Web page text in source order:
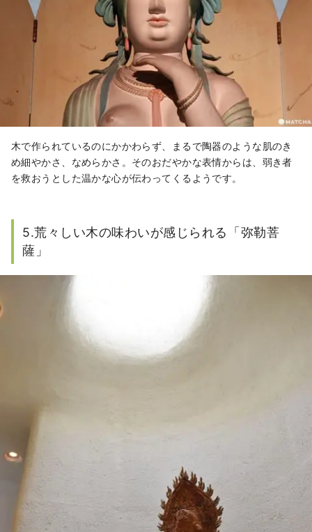
木で作られているのにかかわらず、まるで陶器のような肌のき
め細やかさ、なめらかさ。そのおだやかな表情からは、弱き者
を救おうとした温かな心が伝わってくるようです。
5.荒々しい木の味わいが感じられる「弥勒菩
薩」